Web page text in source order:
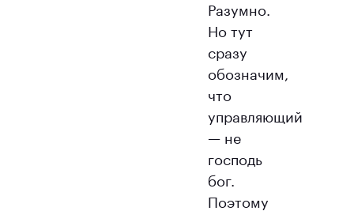
Разумно.
Но тут
сразу
обозначим,
что
управляющий
— не
господь
бог.
Поэтому